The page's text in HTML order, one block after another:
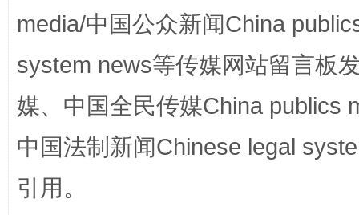
media/中国公众新闻China
system news等传媒网站留言板
媒、中国全民传媒China publics
中国法制新闻Chinese legal
引用。